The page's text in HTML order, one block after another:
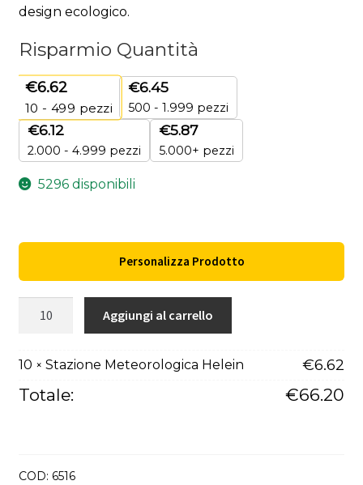
design ecologico.
Risparmio Quantità
€6.62
10 - 499 pezzi
€6.45
500 - 1.999 pezzi
€6.12
2.000 - 4.999 pezzi
€5.87
5.000+ pezzi
5296 disponibili
Personalizza Prodotto
Meteorologica
quantità
Aggiungi al carrello
10 × Stazione Meteorologica Helein €6.62
Totale: €66.20
COD: 6516